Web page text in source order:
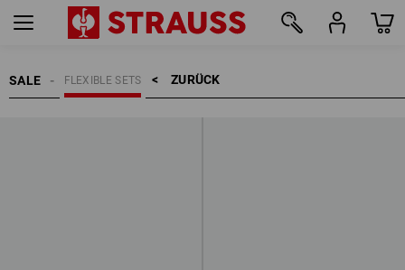
SALE ZURÜCK    >
FLEXIBLE SETS